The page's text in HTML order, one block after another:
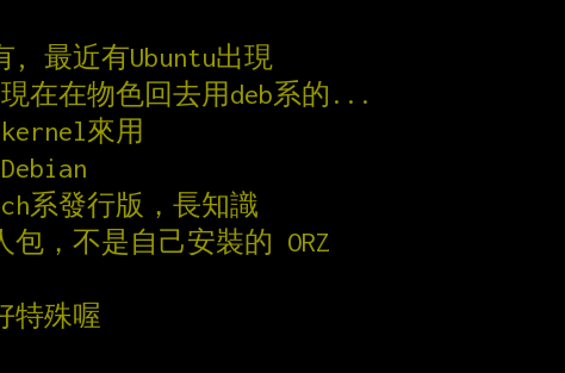
, 最近有Ubuntu出現
在在物色回去用deb系的...
來用
系發行版，長知識
，不是自己安裝的 ORZ
特殊喔